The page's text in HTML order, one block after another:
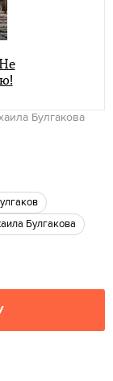
Булгакова
Булгакова